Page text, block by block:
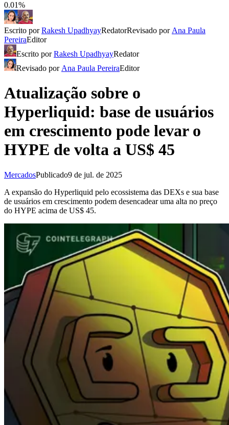
0.01%
Escrito porRakesh UpadhyayRedatorRevisado por Ana Paula
PereiraEditor
Escrito porRakesh UpadhyayRedator
Revisado por Ana Paula PereiraEditor
Atualização sobre o
Hyperliquid: base de usuários
em crescimento pode levar o
HYPE de volta a US$ 45
MercadosPublicado9 de jul. de 2025
A expansão do Hyperliquid pelo ecossistema das DEXs e sua base
de usuários em crescimento podem desencadear uma alta no preço
do HYPE acima de US$ 45.